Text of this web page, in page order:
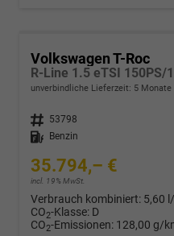
Volkswagen T-Roc
unverbindliche Lieferzeit: 5 Monate
Fahrzeugnr. 53798
Kraftstoff
Benzin
35.794,– €
incl. 19% MwSt.
Verbrauch kombiniert: 5,60
CO2-Klasse: D
CO2-Emissionen: 128,00 g/